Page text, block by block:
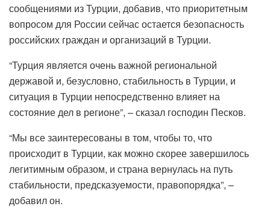
сообщениями из Турции, добавив, что приоритетным
вопросом для России сейчас остается безопасность
российских граждан и организаций в Турции.
“Турция является очень важной региональной
державой и, безусловно, стабильность в Турции, и
ситуация в Турции непосредственно влияет на
состояние дел в регионе”, – сказал господин Песков.
“Мы все заинтересованы в том, чтобы то, что
происходит в Турции, как можно скорее завершилось
легитимным образом, и страна вернулась на путь
стабильности, предсказуемости, правопорядка”, –
добавил он.